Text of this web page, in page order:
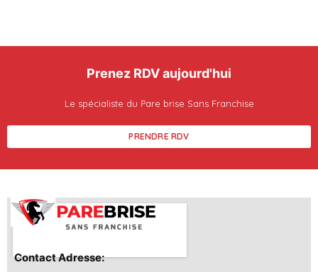
Prenez RDV aujourd'hui
Le spécialiste du Pare brise Sans Franchise
PRENDRE RDV
Contact Adresse: